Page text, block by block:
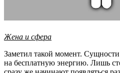
Жена и сфера
Заметил такой момент.
на бесплатную энергию. Лишь